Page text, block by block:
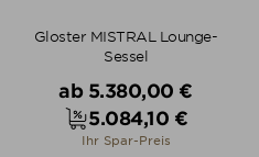
Gloster MISTRAL Lounge-
Sessel
Verkaufspreis
ab 5.380,00 €
Preis
5.084,10 €
Ihr Spar-Preis